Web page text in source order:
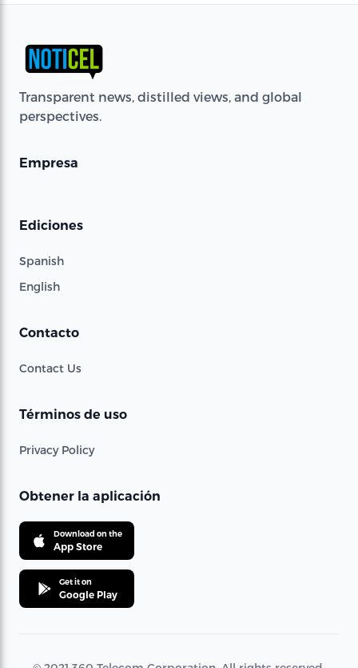
Transparent news, distilled views, and global
perspectives.
Empresa
Ediciones
Spanish
English
Contacto
Contact Us
Términos de uso
Privacy Policy
Obtener la aplicación
Download on the
App Store
Get it on
Google Play